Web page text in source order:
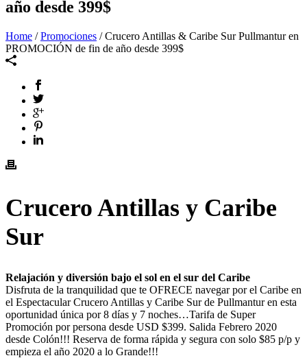
año desde 399$
Home /Promociones / Crucero Antillas & Caribe Sur Pullmantur en
PROMOCIÓN de fin de año desde 399$
Crucero Antillas y Caribe
Sur
Relajación y diversión bajo el sol en el sur del Caribe
Disfruta de la tranquilidad que te OFRECE navegar por el Caribe en
el Espectacular Crucero Antillas y Caribe Sur de Pullmantur en esta
oportunidad única por 8 días y 7 noches…Tarifa de Super
Promoción por persona desde USD $399. Salida Febrero 2020
desde Colón!!! Reserva de forma rápida y segura con solo $85 p/p y
empieza el año 2020 a lo Grande!!!